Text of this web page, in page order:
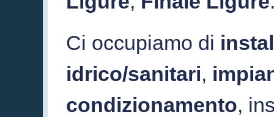
Ci occupiamo di
idrico/sanitari,
condizionamento,